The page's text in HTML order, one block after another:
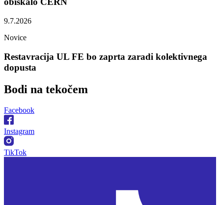
9.7.2026
Novice
Restavracija UL FE bo zaprta zaradi kolektivnega
dopusta
Bodi na tekočem
Facebook
Instagram
TikTok